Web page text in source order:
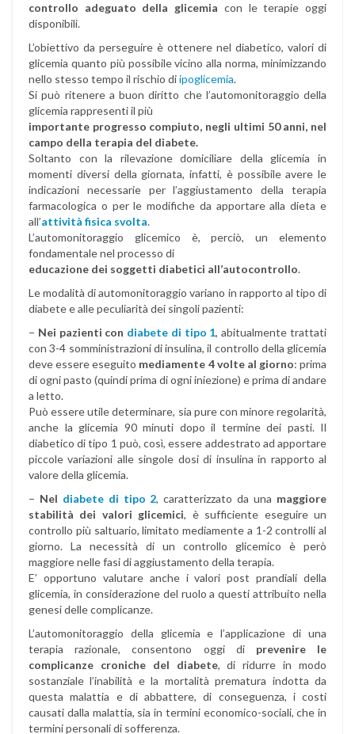
controllo adeguato della glicemia con le terapie oggi
disponibili.
L’obiettivo da perseguire è ottenere nel diabetico, valori di
glicemia quanto più possibile vicino alla norma, minimizzando
nello stesso tempo il rischio diipoglicemia.
Si può ritenere a buon diritto che l’automonitoraggio della
glicemia rappresenti il più
importante progresso compiuto, negli ultimi 50 anni, nel
campo della terapia del diabete.
Soltanto con la rilevazione domiciliare della glicemia in
momenti diversi della giornata, infatti, è possibile avere le
indicazioni necessarie per l’aggiustamento della terapia
farmacologica o per le modifiche da apportare alla dieta e
all’attività fisica svolta.
L’automonitoraggio glicemico è, perciò, un elemento
fondamentale nel processo di
educazione dei soggetti diabetici all’autocontrollo.
Le modalità di automonitoraggio variano in rapporto al tipo di
diabete e alle peculiarità dei singoli pazienti:
− Nei pazienti con diabete di tipo 1, abitualmente trattati
con 3-4 somministrazioni di insulina, il controllo della glicemia
deve essere eseguito mediamente 4 volte al giorno: prima
di ogni pasto (quindi prima di ogni iniezione) e prima di andare
a letto.
Può essere utile determinare, sia pure con minore regolarità,
anche la glicemia 90 minuti dopo il termine dei pasti. Il
diabetico di tipo 1 può, così, essere addestrato ad apportare
piccole variazioni alle singole dosi di insulina in rapporto al
valore della glicemia.
− Nel diabete di tipo 2, caratterizzato da una maggiore
stabilità dei valori glicemici, è sufficiente eseguire un
controllo più saltuario, limitato mediamente a 1-2 controlli al
giorno. La necessità di un controllo glicemico è però
maggiore nelle fasi di aggiustamento della terapia.
E’ opportuno valutare anche i valori post prandiali della
glicemia, in considerazione del ruolo a questi attribuito nella
genesi delle complicanze.
L’automonitoraggio della glicemia e l’applicazione di una
terapia razionale, consentono oggi di prevenire le
complicanze croniche del diabete, di ridurre in modo
sostanziale l’inabilità e la mortalità prematura indotta da
questa malattia e di abbattere, di conseguenza, i costi
causati dalla malattia, sia in termini economico-sociali, che in
termini personali di sofferenza.